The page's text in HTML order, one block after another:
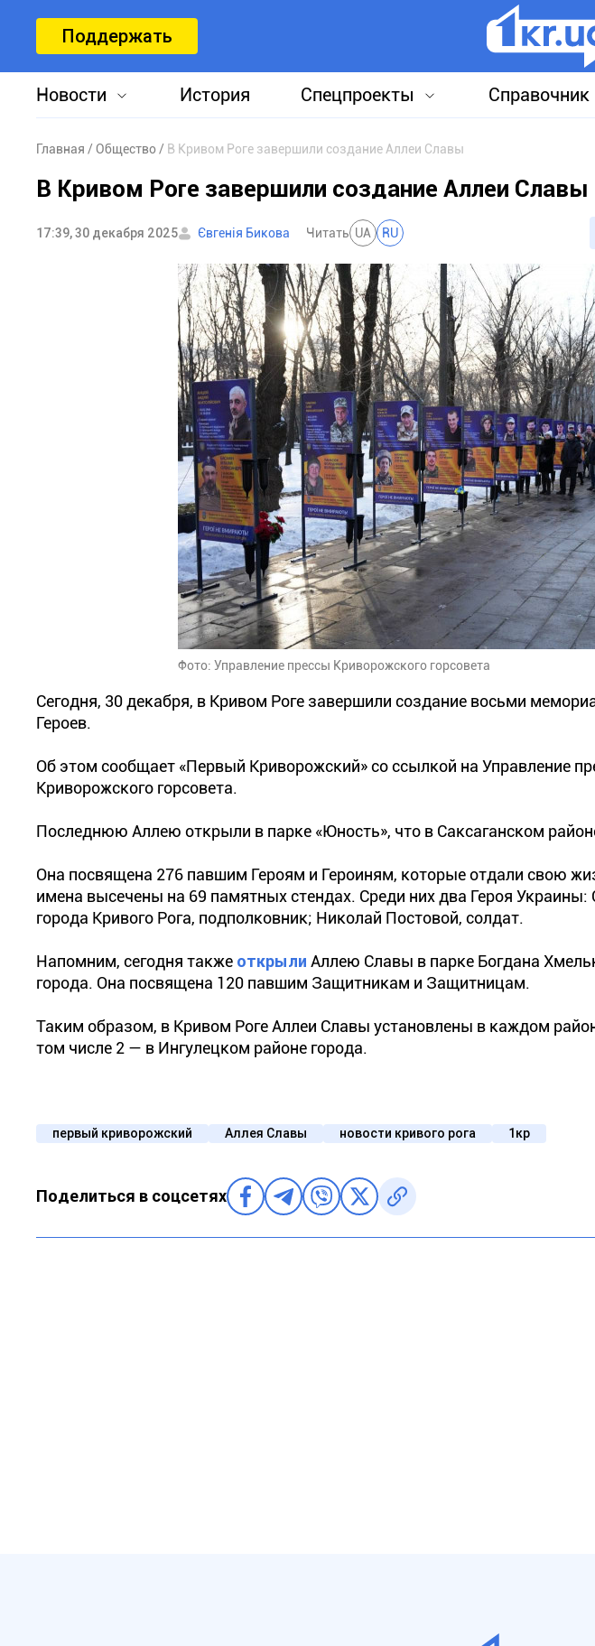
Поддержать
Новости История Спецпроекты Справочник
Главная Общество В Кривом Роге завершили создание Аллеи Славы
В Кривом Роге завершили создание Аллеи Славы
17:39, 30 декабря 2025 Євгенія Бикова Читать UA RU
Фото: Управление прессы Криворожского горсовета
Сегодня, 30 декабря, в Кривом Роге завершили создание восьми
Героев.
Об этом сообщает «Первый Криворожский» со ссылкой на Управление
Криворожского горсовета.
Последнюю Аллею открыли в парке «Юность», что в Саксаганском
Она посвящена 276 павшим Героям и Героиням, которые отдали свою
имена высечены на 69 памятных стендах. Среди них два Героя
города Кривого Рога, подполковник; Николай Постовой, солдат.
Напомним, сегодня также открыли Аллею Славы в парке Богдана
города. Она посвящена 120 павшим Защитникам и Защитницам.
Таким образом, в Кривом Роге Аллеи Славы установлены в каждом
том числе 2 — в Ингулецком районе города.
первый криворожский Аллея Славы новости кривого рога 1кр
Поделиться в соцсетях